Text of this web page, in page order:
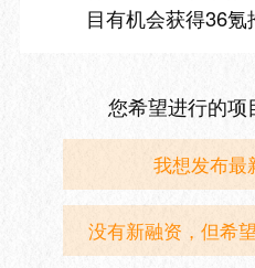
目有机会获得36氪
您希望进行的
我想发布最
没有新融资，但希